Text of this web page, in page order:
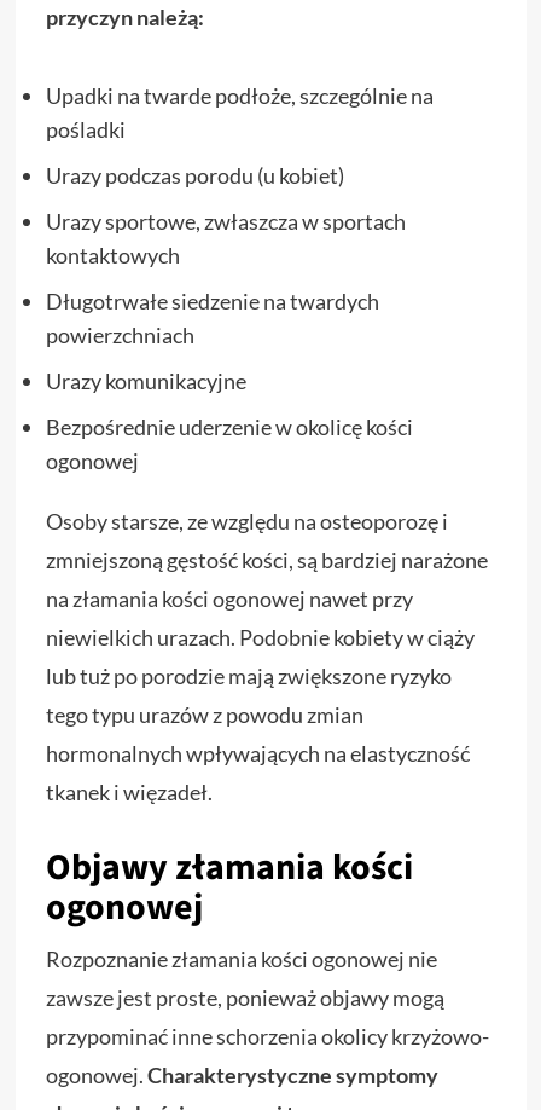
przyczyn należą:
Upadki na twarde podłoże, szczególnie na
pośladki
Urazy podczas porodu (u kobiet)
Urazy sportowe, zwłaszcza w sportach
kontaktowych
Długotrwałe siedzenie na twardych
powierzchniach
Urazy komunikacyjne
Bezpośrednie uderzenie w okolicę kości
ogonowej
Osoby starsze, ze względu na osteoporozę i
zmniejszoną gęstość kości, są bardziej narażone
na złamania kości ogonowej nawet przy
niewielkich urazach. Podobnie kobiety w ciąży
lub tuż po porodzie mają zwiększone ryzyko
tego typu urazów z powodu zmian
hormonalnych wpływających na elastyczność
tkanek i więzadeł.
Objawy złamania kości
ogonowej
Rozpoznanie złamania kości ogonowej nie
zawsze jest proste, ponieważ objawy mogą
przypominać inne schorzenia okolicy krzyżowo-
ogonowej.Charakterystyczne symptomy